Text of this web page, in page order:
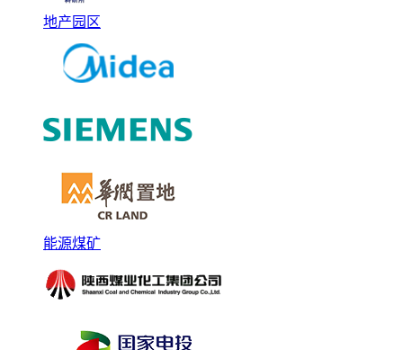
地产园区
能源煤矿